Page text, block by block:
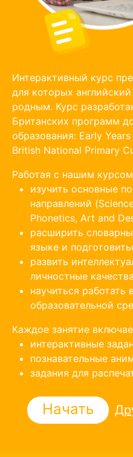
Интерактивный курс
для которых
родным. Курс
Британских программ
образования: Early
British National Primary
Работая с нашим
изучить основные
направлений
Phonetics, Art and
расширить
языке и
развить
личностные качества
научиться работать
образовательной
Каждое занятие
интерактивные
познавательные
задания для
Начать